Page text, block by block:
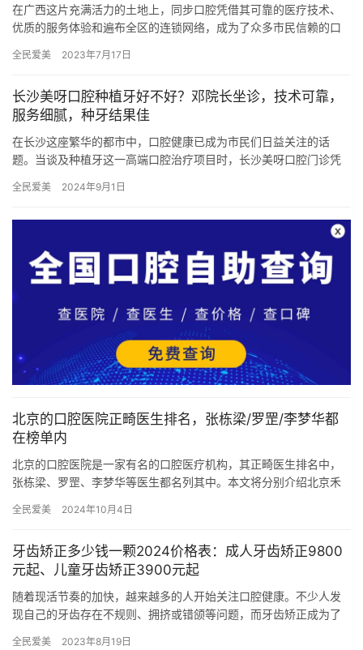
在广西这片充满活力的土地上，同步口腔凭借其可靠的医疗技术、
优质的服务体验和遍布全区的连锁网络，成为了众多市民信赖的口
口腔各…
全民爱美 2023年7月17日
长沙美呀口腔种植牙好不好？邓院长坐诊，技术可靠，
服务细腻，种牙结果佳
在长沙这座繁华的都市中，口腔健康已成为市民们日益关注的话
题。当谈及种植牙这一高端口腔治疗项目时，长沙美呀口腔门诊凭
了众多患…
全民爱美 2024年9月1日
北京的口腔医院正畸医生排名，张栋梁/罗罡/李梦华都
在榜单内
北京的口腔医院是一家有名的口腔医疗机构，其正畸医生排名中，
张栋梁、罗罡、李梦华等医生都名列其中。本文将分别介绍北京禾
腔的李…
全民爱美 2024年10月4日
牙齿矫正多少钱一颗2024价格表：成人牙齿矫正9800
元起、儿童牙齿矫正3900元起
随着现活节奏的加快，越来越多的人开始关注口腔健康。不少人发
现自己的牙齿存在不规则、拥挤或错颌等问题，而牙齿矫正成为了
全民爱美 2023年8月19日